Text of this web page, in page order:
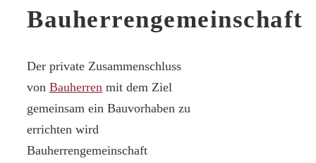
Bauherrengemeinschaft
Der private Zusammenschluss
von Bauherren mit dem Ziel
gemeinsam ein Bauvorhaben zu
errichten wird
Bauherrengemeinschaft